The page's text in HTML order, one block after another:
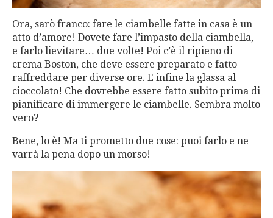
Ora, sarò franco: fare le ciambelle fatte in casa è un
atto d’amore! Dovete fare l’impasto della ciambella,
e farlo lievitare… due volte! Poi c’è il ripieno di
crema Boston, che deve essere preparato e fatto
raffreddare per diverse ore. E infine la glassa al
cioccolato! Che dovrebbe essere fatto subito prima di
pianificare di immergere le ciambelle. Sembra molto
vero?
Bene, lo è! Ma ti prometto due cose: puoi farlo e ne
varrà la pena dopo un morso!